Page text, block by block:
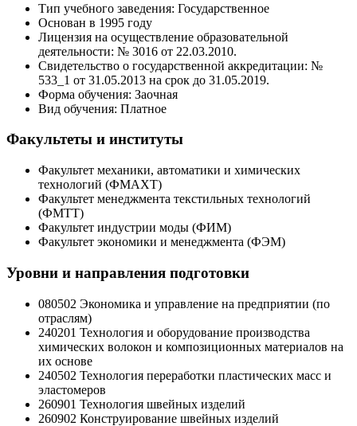
Тип учебного заведения: Государственное
Основан в 1995 году
Лицензия на осуществление образовательной
деятельности: № 3016 от 22.03.2010.
Свидетельство о государственной аккредитации: №
533_1 от 31.05.2013 на срок до 31.05.2019.
Форма обучения: Заочная
Вид обучения: Платное
Факультеты и институты
Факультет механики, автоматики и химических
технологий (ФМАХТ)
Факультет менеджмента текстильных технологий
(ФМТТ)
Факультет индустрии моды (ФИМ)
Факультет экономики и менеджмента (ФЭМ)
Уровни и направления подготовки
080502 Экономика и управление на предприятии (по
отраслям)
240201 Технология и оборудование производства
химических волокон и композиционных материалов на
их основе
240502 Технология переработки пластических масс и
эластомеров
260901 Технология швейных изделий
260902 Конструирование швейных изделий